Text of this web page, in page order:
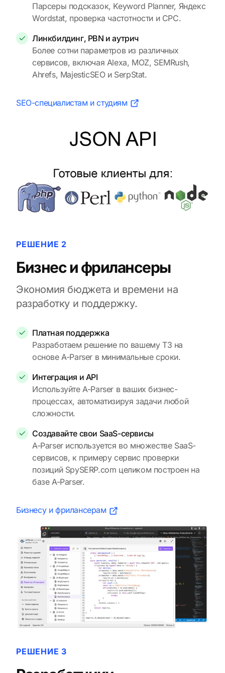
Парсеры подсказок, Keyword Planner, Яндекс
Wordstat, проверка частотности и CPC.
Линкбилдинг, PBN и аутрич
Более сотни параметров из различных
сервисов, включая Alexa, MOZ, SEMRush,
Ahrefs, MajesticSEO и SerpStat.
SEO-специалистам и студиям
РЕШЕНИЕ 2
Бизнес и фрилансеры
Экономия бюджета и времени на
разработку и поддержку.
Платная поддержка
Разработаем решение по вашему ТЗ на
основе A-Parser в минимальные сроки.
Интеграция и API
Используйте A-Parser в ваших бизнес-
процессах, автоматизируя задачи любой
сложности.
Создавайте свои SaaS-сервисы
A-Parser используется во множестве SaaS-
сервисов, к примеру сервис проверки
позиций SpySERP.com целиком построен на
базе A-Parser.
Бизнесу и фрилансерам
РЕШЕНИЕ 3